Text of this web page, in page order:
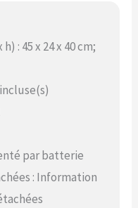
: 45 x 24 x 40 cm;
par batterie
: Information